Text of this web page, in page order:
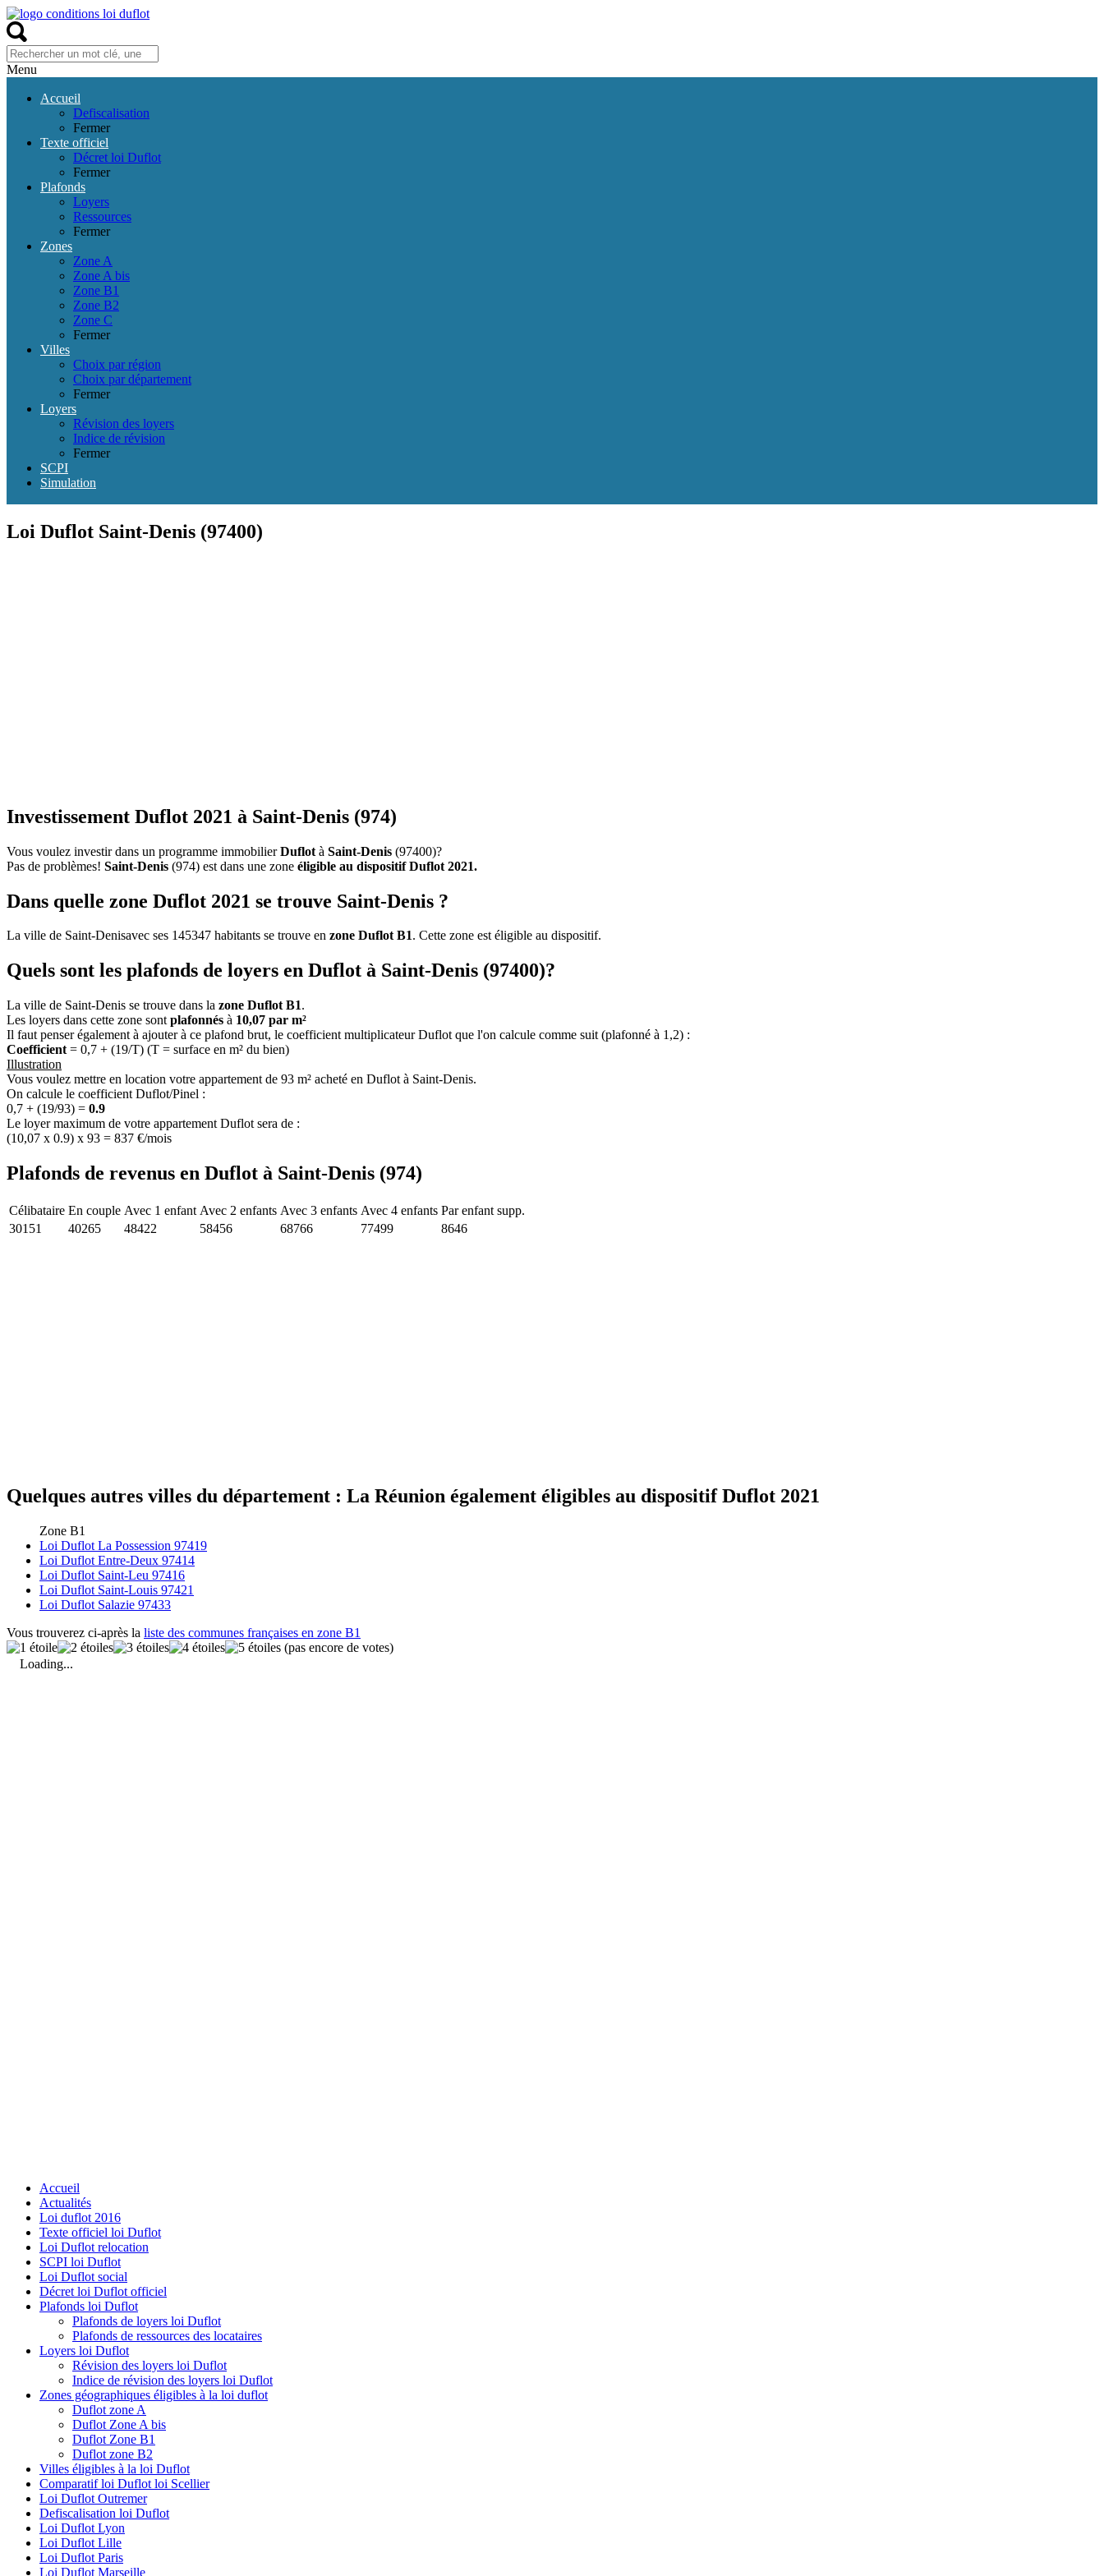
Menu
Accueil
Defiscalisation
Fermer
Texte officiel
Décret loi Duflot
Fermer
Plafonds
Loyers
Ressources
Fermer
Zones
Zone A
Zone A bis
Zone B1
Zone B2
Zone C
Fermer
Villes
Choix par région
Choix par département
Fermer
Loyers
Révision des loyers
Indice de révision
Fermer
SCPI
Simulation
Loi Duflot Saint-Denis (97400)
Investissement Duflot 2021 à Saint-Denis (974)
Vous voulez investir dans un programme immobilierDuflot à Saint-Denis (97400)?
Pas de problèmes! Saint-Denis (974) est dans une zone éligible au dispositif Duflot 2021.
Dans quelle zone Duflot 2021 se trouve Saint-Denis ?
La ville de Saint-Denisavec ses 145347 habitants se trouve en zone Duflot B1. Cette zone est éligible au dispositif.
Quels sont les plafonds de loyers en Duflot à Saint-Denis (97400)?
La ville de Saint-Denis se trouve dans la zone Duflot B1.
Les loyers dans cette zone sont plafonnés à 10,07 par m²
Il faut penser également à ajouter à ce plafond brut, le coefficient multiplicateur Duflot que l'on calcule comme suit (plafonné à 1,2) :
Coefficient = 0,7 + (19/T) (T = surface en m² du bien)
Illustration
Vous voulez mettre en location votre appartement de 93 m² acheté en Duflot à Saint-Denis.
On calcule le coefficient Duflot/Pinel :
0,7 + (19/93) = 0.9
Le loyer maximum de votre appartement Duflot sera de :
(10,07 x 0.9) x 93 = 837 €/mois
Plafonds de revenus en Duflot à Saint-Denis (974)
Célibataire En couple Avec 1 enfant Avec 2 enfants Avec 3 enfants Avec 4 enfants Par enfant supp.
30151
40265 48422 58456 68766 77499 8646
Quelques autres villes du département : La Réunion également éligibles au dispositif Duflot 2021
Zone B1
Loi Duflot La Possession 97419
Loi Duflot Entre-Deux 97414
Loi Duflot Saint-Leu 97416
Loi Duflot Saint-Louis 97421
Loi Duflot Salazie 97433
Vous trouverez ci-après la liste des communes françaises en zone B1
(pas encore de votes)
Loading...
Accueil
Actualités
Loi duflot 2016
Texte officiel loi Duflot
Loi Duflot relocation
SCPI loi Duflot
Loi Duflot social
Décret loi Duflot officiel
Plafonds loi Duflot
Plafonds de loyers loi Duflot
Plafonds de ressources des locataires
Loyers loi Duflot
Révision des loyers loi Duflot
Indice de révision des loyers loi Duflot
Zones géographiques éligibles à la loi duflot
Duflot zone A
Duflot Zone A bis
Duflot Zone B1
Duflot zone B2
Villes éligibles à la loi Duflot
Comparatif loi Duflot loi Scellier
Loi Duflot Outremer
Defiscalisation loi Duflot
Loi Duflot Lyon
Loi Duflot Lille
Loi Duflot Paris
Loi Duflot Marseille